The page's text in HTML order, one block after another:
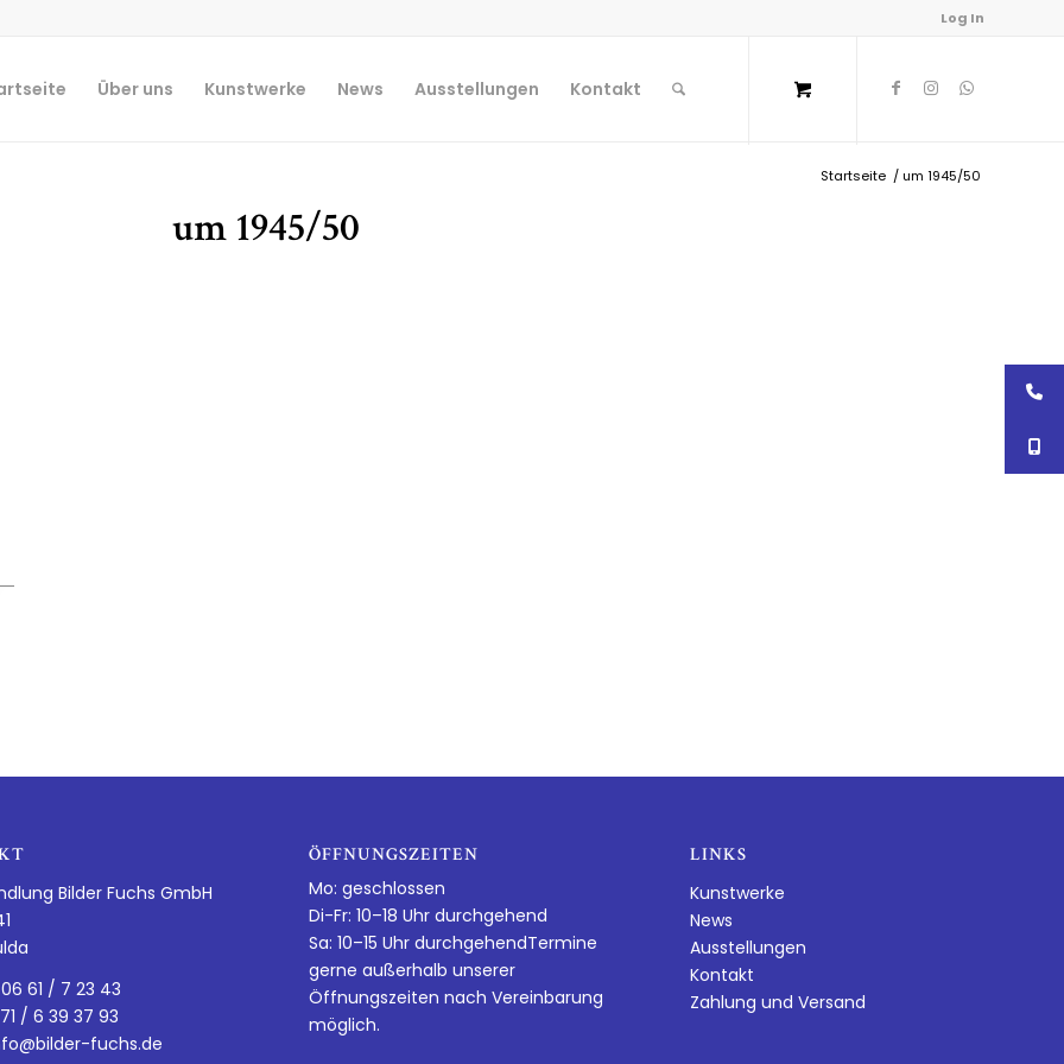
Log In
Über uns Kunstwerke News Ausstellungen Kontakt
Startseite /um 1945/50
um 1945/50
Bilder Fuchs GmbH
61 / 7 23 43
/ 6 39 37 93
fuchs.de
ÖFFNUNGSZEITEN
Mo: geschlossen
Di-Fr: 10–18 Uhr durchgehend
Sa: 10–15 Uhr durchgehendTermine
gerne außerhalb unserer
Öffnungszeiten nach Vereinbarung
möglich.
LINKS
Kunstwerke
News
Ausstellungen
Kontakt
Zahlung und Versand